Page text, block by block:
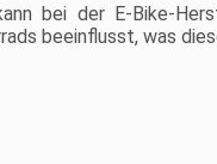
bei der E-Bike-
beeinflusst, was